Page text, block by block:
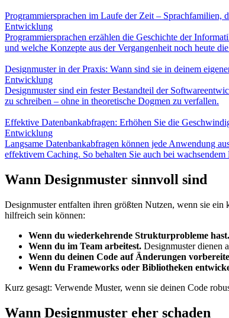
Programmiersprachen im Laufe der Zeit – Sprachfamilien,
Entwicklung
Programmiersprachen erzählen die Geschichte der
und welche Konzepte aus der Vergangenheit noch heute
Designmuster in der Praxis: Wann sind sie in deinem
Entwicklung
Designmuster sind ein fester Bestandteil der
zu schreiben – ohne in theoretische Dogmen zu verfallen.
Effektive Datenbankabfragen: Erhöhen Sie die
Entwicklung
Langsame Datenbankabfragen können jede Anwendung
effektivem Caching. So behalten Sie auch bei
Wann Designmuster sinnvoll sind
Designmuster entfalten ihren größten Nutzen, wenn sie
hilfreich sein können:
Wenn du wiederkehrende Strukturprobleme hast.
Wenn du im Team arbeitest. Designmuster dienen
Wenn du deinen Code auf Änderungen
Wenn du Frameworks oder Bibliotheken
Kurz gesagt: Verwende Muster, wenn sie deinen Code
Wann Designmuster eher schaden